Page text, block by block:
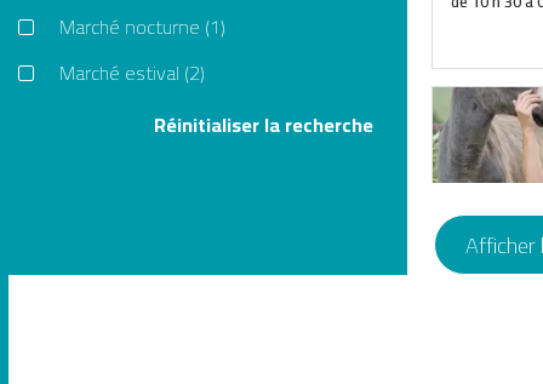
Marché nocturne (1)
Marché estival (2)
Réinitialiser la recherche
Le site
environ 3
visite en
Visite